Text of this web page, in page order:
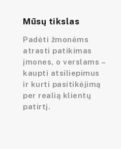
Mūsų tikslas
Padėti žmonėms
atrasti patikimas
įmones, o verslams –
kaupti atsiliepimus
ir kurti pasitikėjimą
per realią klientų
patirtį.